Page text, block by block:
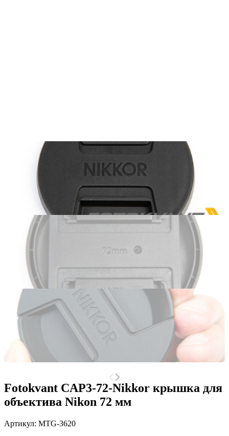
Fotokvant CAP3-72-Nikkor крышка для
объектива Nikon 72 мм
Артикул: MTG-3620